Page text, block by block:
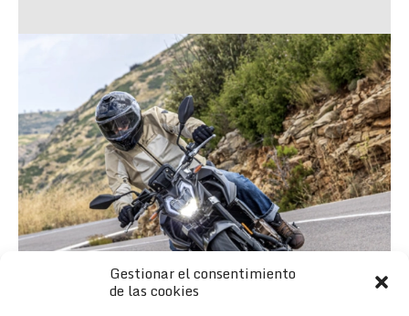
Gestionar el consentimiento
de las cookies